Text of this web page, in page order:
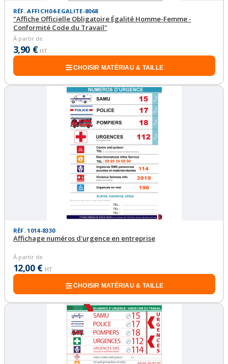
RÉF. AFFICH04-EGALITE-8068
"Affiche Officielle Obligatoire Égalité Homme-Femme -
Conformité Code du Travail"
À partir de
3,90 € HT
CHOISIR MATÉRIAU & TAILLE
RÉF. 1014-8330
Affichage numéros d'urgence en entreprise
À partir de
12,00 € HT
CHOISIR MATÉRIAU & TAILLE